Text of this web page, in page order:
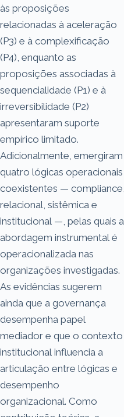
às proposições
relacionadas à aceleração
(P3) e à complexificação
(P4), enquanto as
proposições associadas à
sequencialidade (P1) e à
irreversibilidade (P2)
apresentaram suporte
empírico limitado.
Adicionalmente, emergiram
quatro lógicas operacionais
coexistentes — compliance,
relacional, sistêmica e
institucional —, pelas quais a
abordagem instrumental é
operacionalizada nas
organizações investigadas.
As evidências sugerem
ainda que a governança
desempenha papel
mediador e que o contexto
institucional influencia a
articulação entre lógicas e
desempenho
organizacional. Como